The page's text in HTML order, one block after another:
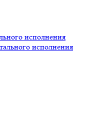
исполнения
исполнения